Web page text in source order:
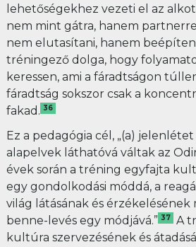
lehetőségekhez vezeti el az
nem mint gátra, hanem
nem elutasítani, hanem
tréningező dolga, hogy
keressen, ami a fáradtságon
fáradtság sokszor csak a
fakad. 36
Ez a pedagógia cél, „(a)
alapelvek láthatóvá váltak az
évek során a tréning egyfajta
egy gondolkodási móddá, a
világ látásának és érzékelésének
benne-levés egy módjává.” 37
A
kultúra szervezésének és